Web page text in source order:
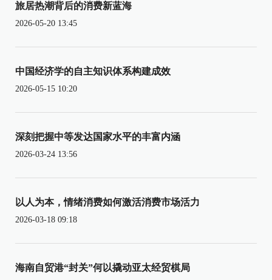
旅居热潮背后的消费新蓝海
2026-05-20 13:45
中国经济学的自主知识体系构建成效
2026-05-15 10:20
深刻把握中等发达国家水平的丰富内涵
2026-03-24 13:56
以人为本，情绪消费如何激活消费市场活力
2026-03-18 09:18
海南自贸港“封关”何以撬动亚太经贸棋局